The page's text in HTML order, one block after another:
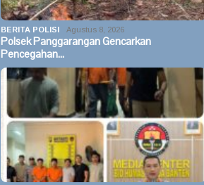
BERITA POLISI Agustus 8, 2026
Polsek Panggarangan Gencarkan
Pencegahan…